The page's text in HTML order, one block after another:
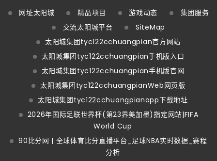
网址太阳城 精品项目 游戏动态
集团服务
交流太阳城平台
SiteMap
太阳城集团tyc122cchuangpian官方网站
太阳城集团tyc122cchuangpian手机版入口
太阳城集团tyc122cchuangpian手机版官网
太阳城集团tyc122cchuangpianWeb网页版
太阳城集团tyc122cchuangpianapp下载地址
2026年国际足联世界杯(第23界美加墨)指定网站|FIFA
World Cup
90比分网 | 全球体育比分直播平台_足球NBA实时数据_赛程
分析